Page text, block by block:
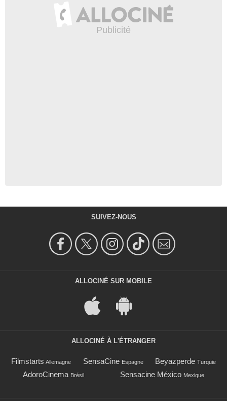
SUIVEZ-NOUS
ALLOCINÉ SUR MOBILE
ALLOCINÉ À L'ÉTRANGER
Filmstarts Allemagne SensaCine Espagne Beyazperde Turquie
AdoroCinema Brésil Sensacine México Mexique